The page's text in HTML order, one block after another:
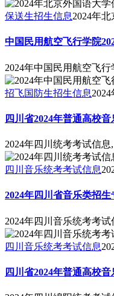
保送生招生信息2024年
中国民用航空飞行学院
2024年中国民用航空飞
招飞国防生招生信息
四川省2024年普通高校
2024年四川统考考试信
四川音乐统考考试信息
2024年四川省音乐类招
2024年四川音乐统考考
四川音乐统考考试信息
四川省2024年普通高校